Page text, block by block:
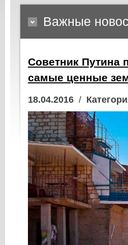
Важные
Советник Путина
самые ценные
18.04.2016 /